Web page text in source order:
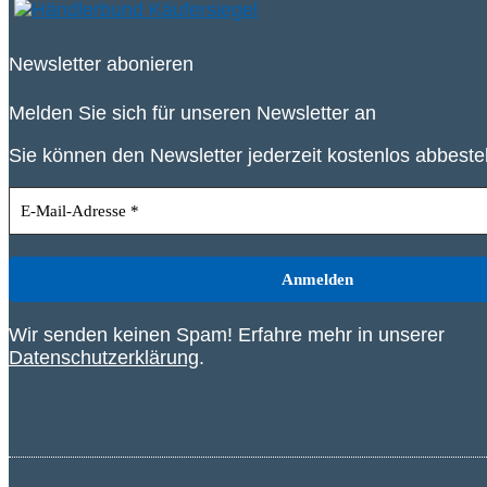
Newsletter abonieren
Melden Sie sich für unseren Newsletter an
Sie können den Newsletter jederzeit kostenlos
Wir senden keinen Spam! Erfahre mehr in unserer
Datenschutzerklärung.